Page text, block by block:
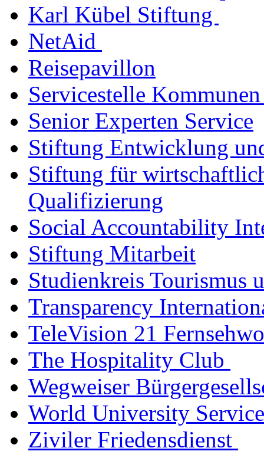
Karl Kübel Stiftung
NetAid
Reisepavillon
Servicestelle
Senior Experten Service
Stiftung Entwicklung
Stiftung für
Qualifizierung
Social Accountability
Stiftung Mitarbeit
Studienkreis
Transparency
TeleVision 21
The Hospitality Club
Wegweiser
World University
Ziviler Friedensdienst